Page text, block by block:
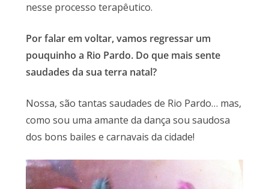
nesse processo terapêutico.
Por falar em voltar, vamos regressar um
pouquinho a Rio Pardo. Do que mais sente
saudades da sua terra natal?
Nossa, são tantas saudades de Rio Pardo… mas,
como sou uma amante da dança sou saudosa
dos bons bailes e carnavais da cidade!